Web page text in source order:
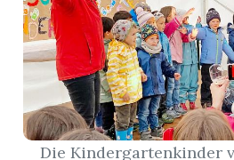
Die Kindergartenkinder